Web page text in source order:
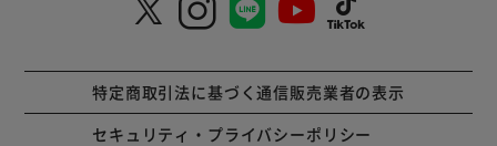
い 暑中お見舞い 残暑見舞い 残暑お見舞い セット 詰合せ 詰
特定商取引法に基づく通信販売業者の表示
セキュリティ・プライバシーポリシー